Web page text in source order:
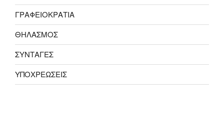
ΓΡΑΦΕΙΟΚΡΑΤΙΑ
ΘΗΛΑΣΜΟΣ
ΣΥΝΤΑΓΕΣ
ΥΠΟΧΡΕΩΣΕΙΣ